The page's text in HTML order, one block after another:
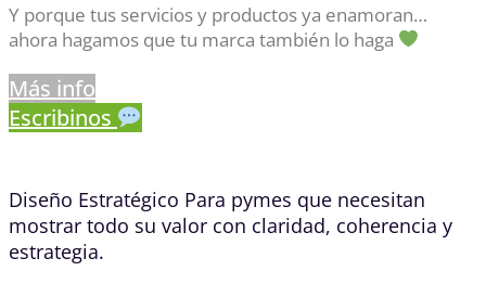
Y porque tus servicios y productos ya enamoran…
ahora hagamos que tu marca también lo haga
Más info
Escribinos
Diseño Estratégico Para pymes que necesitan
mostrar todo su valor con claridad, coherencia y
estrategia.